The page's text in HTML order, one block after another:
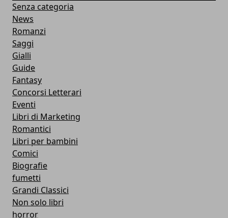
Senza categoria
News
Romanzi
Saggi
Gialli
Guide
Fantasy
Concorsi Letterari
Eventi
Libri di Marketing
Romantici
Libri per bambini
Comici
Biografie
fumetti
Grandi Classici
Non solo libri
horror